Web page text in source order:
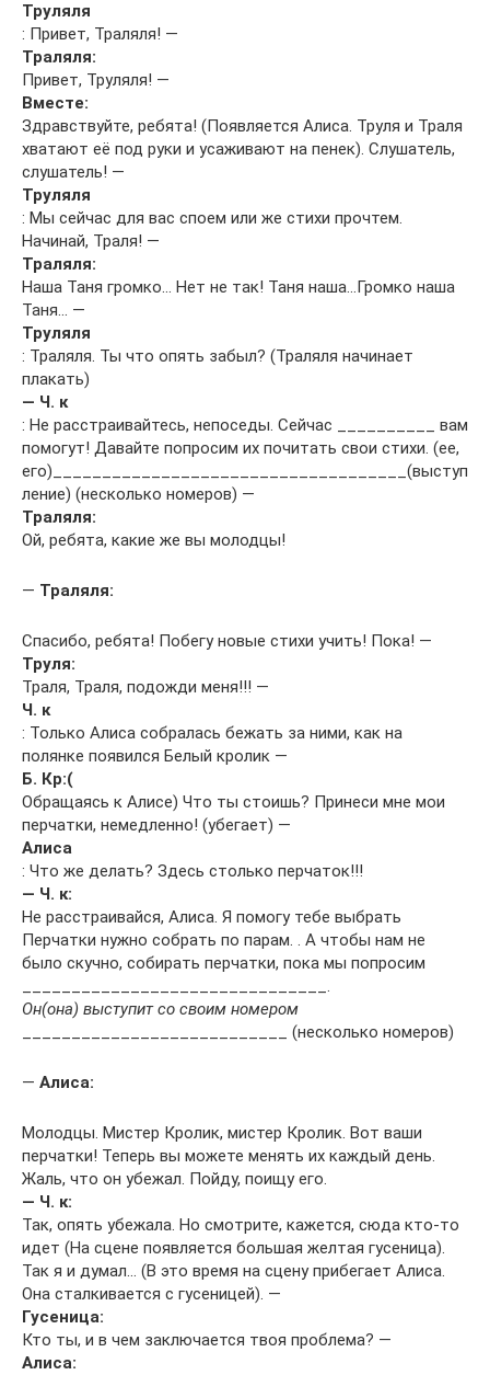
Труляля
: Привет, Траляля! —
Траляля:
Привет, Труляля! —
Вместе:
Здравствуйте, ребята! (Появляется Алиса. Труля и Траля
хватают её под руки и усаживают на пенек). Слушатель,
слушатель! —
Труляля
: Мы сейчас для вас споем или же стихи прочтем.
Начинай, Траля! —
Траляля:
Наша Таня громко… Нет не так! Таня наша…Громко наша
Таня… —
Труляля
: Траляля. Ты что опять забыл? (Траляля начинает
плакать)
— Ч. к
: Не расстраивайтесь, непоседы. Сейчас __________ вам
помогут! Давайте попросим их почитать свои стихи. (ее,
его)____________________________________(выступ
ление) (несколько номеров) —
Траляля:
Ой, ребята, какие же вы молодцы!
— Траляля:
Спасибо, ребята! Побегу новые стихи учить! Пока! —
Труля:
Траля, Траля, подожди меня!!! —
Ч. к
: Только Алиса собралась бежать за ними, как на
полянке появился Белый кролик —
Б. Кр:(
Обращаясь к Алисе) Что ты стоишь? Принеси мне мои
перчатки, немедленно! (убегает) —
Алиса
: Что же делать? Здесь столько перчаток!!!
— Ч. к:
Не расстраивайся, Алиса. Я помогу тебе выбрать
Перчатки нужно собрать по парам. . А чтобы нам не
было скучно, собирать перчатки, пока мы попросим
_______________________________.
Он(она) выступит со своим номером
___________________________ (несколько номеров)
— Алиса:
Молодцы. Мистер Кролик, мистер Кролик. Вот ваши
перчатки! Теперь вы можете менять их каждый день.
Жаль, что он убежал. Пойду, поищу его.
— Ч. к:
Так, опять убежала. Но смотрите, кажется, сюда кто-то
идет (На сцене появляется большая желтая гусеница).
Так я и думал… (В это время на сцену прибегает Алиса.
Она сталкивается с гусеницей). —
Гусеница:
Кто ты, и в чем заключается твоя проблема? —
Алиса: